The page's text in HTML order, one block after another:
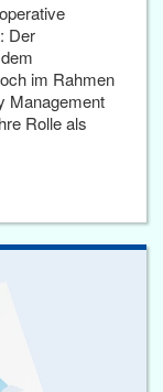
Der
im Rahmen
Management
Rolle als